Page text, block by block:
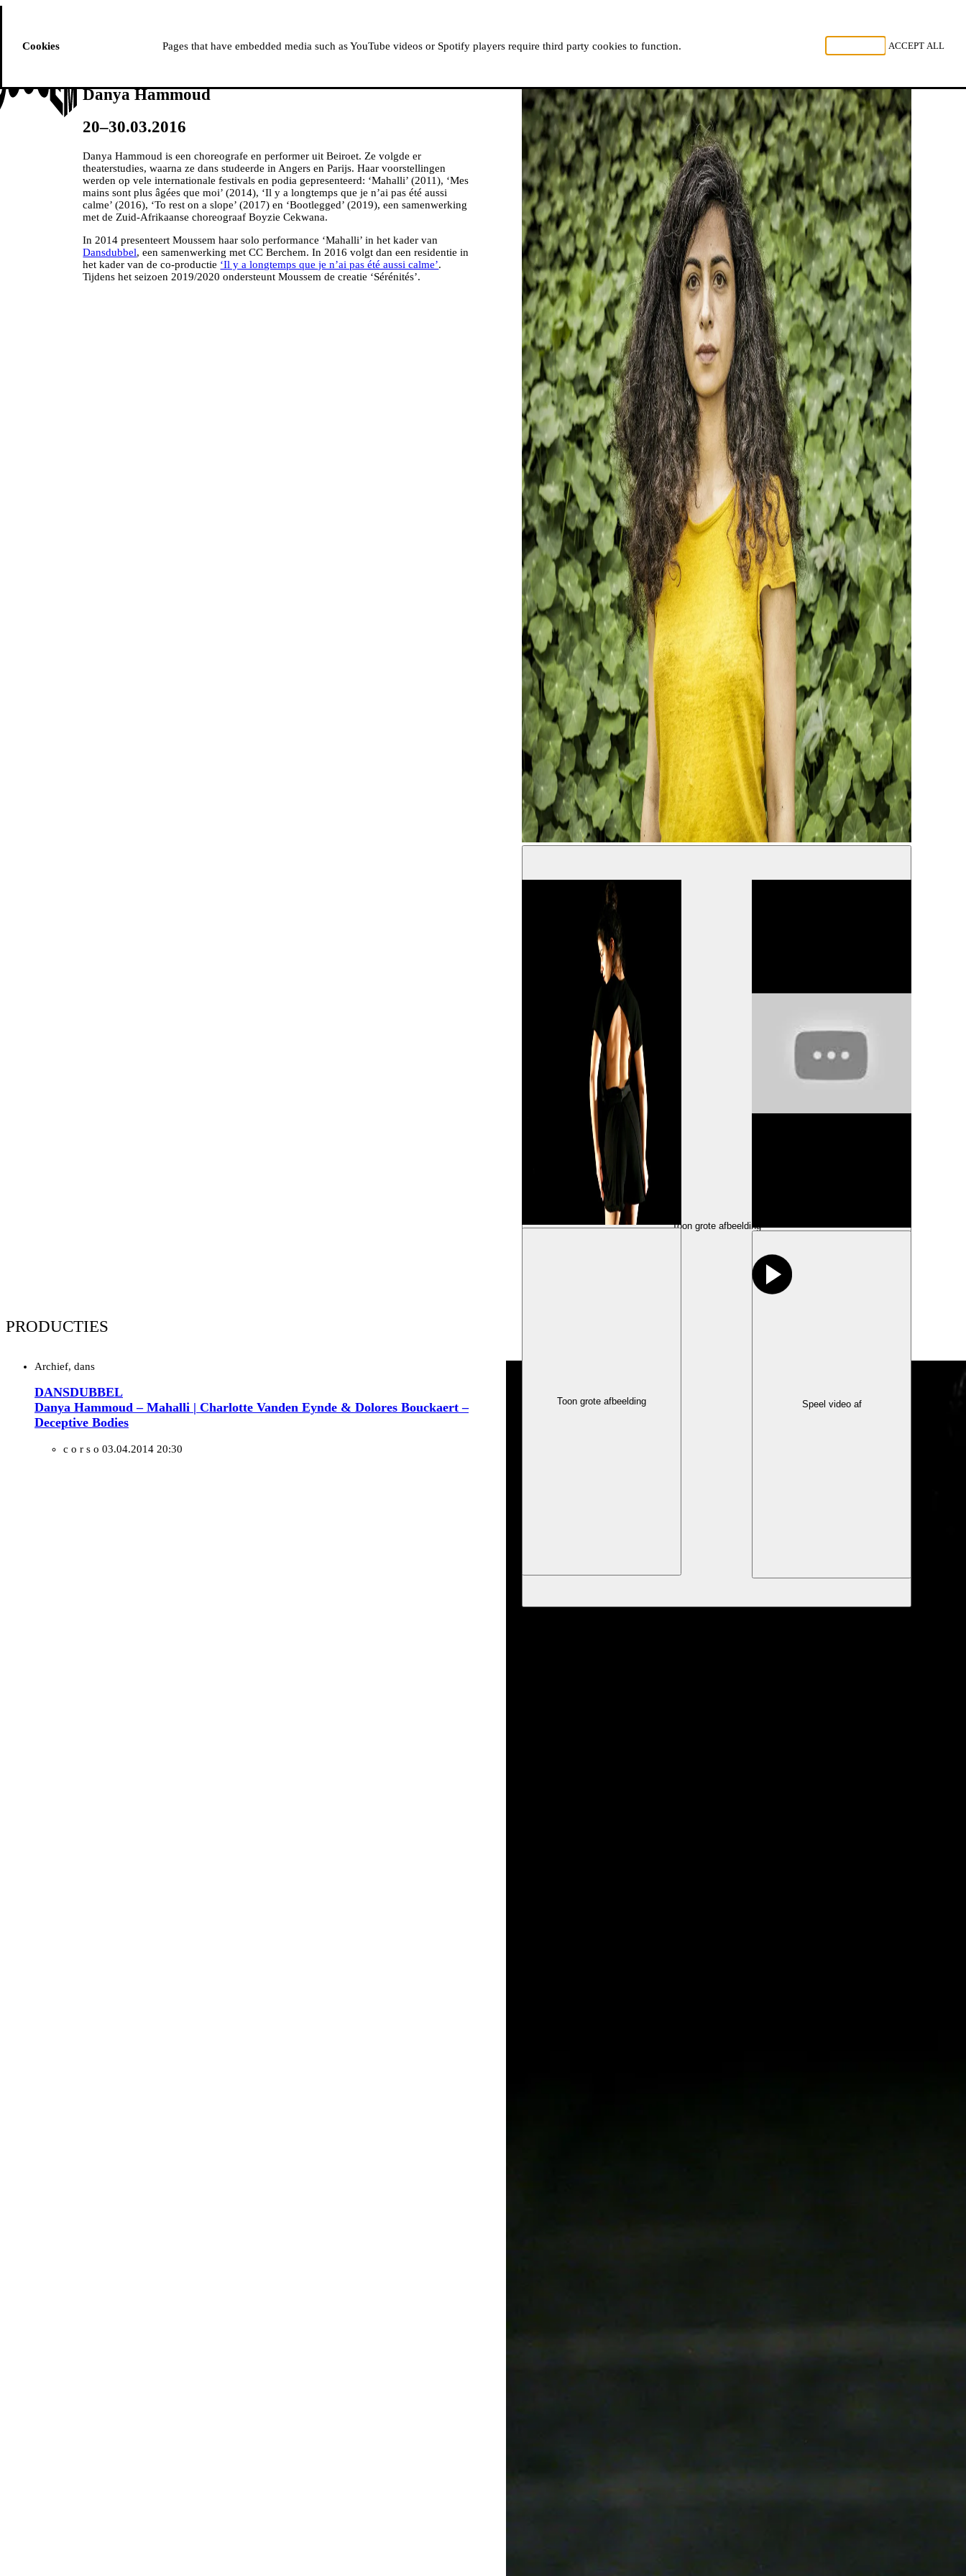
PROGRAMMA OVER MOUSSEM RESIDENTIES
KIJK, LEES & LUISTER
Toon grote afbeelding
Danya Hammoud
20–30.03.2016
Danya Hammoud is een choreografe en performer uit Beiroet. Ze volgde er
theaterstudies, waarna ze dans studeerde in Angers en Parijs. Haar voorstellingen
werden op vele internationale festivals en podia gepresenteerd: ‘Mahalli’ (2011), ‘Mes
mains sont plus âgées que moi’ (2014), ‘Il y a longtemps que je n’ai pas été aussi
calme’ (2016), ‘To rest on a slope’ (2017) en ‘Bootlegged’ (2019), een samenwerking
met de Zuid-Afrikaanse choreograaf Boyzie Cekwana.
In 2014 presenteert Moussem haar solo performance ‘Mahalli’ in het kader van
Dansdubbel, een samenwerking met CC Berchem. In 2016 volgt dan een residentie in
het kader van de co-productie ‘Il y a longtemps que je n’ai pas été aussi calme’.
Tijdens het seizoen 2019/2020 ondersteunt Moussem de creatie ‘Sérénités’.
Toon grote afbeelding Speel video af
PRODUCTIES
Archief, dans
DANSDUBBEL
Danya Hammoud – Mahalli | Charlotte Vanden Eynde & Dolores Bouckaert –
Deceptive Bodies
c o r s o 03.04.2014 20:30
Cookies Pages that have embedded media such as YouTube videos or Spotify players require third party cookies to function. ACCEPT ALL